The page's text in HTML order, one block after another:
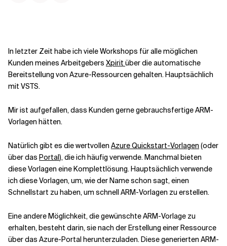
In letzter Zeit habe ich viele Workshops für alle möglichen
Kunden meines Arbeitgebers Xpirit über die automatische
Bereitstellung von Azure-Ressourcen gehalten. Hauptsächlich
mit VSTS.
Mir ist aufgefallen, dass Kunden gerne gebrauchsfertige ARM-
Vorlagen hätten.
Natürlich gibt es die wertvollen Azure Quickstart-Vorlagen (oder
über das Portal), die ich häufig verwende. Manchmal bieten
diese Vorlagen eine Komplettlösung. Hauptsächlich verwende
ich diese Vorlagen, um, wie der Name schon sagt, einen
Schnellstart zu haben, um schnell ARM-Vorlagen zu erstellen.
Eine andere Möglichkeit, die gewünschte ARM-Vorlage zu
erhalten, besteht darin, sie nach der Erstellung einer Ressource
über das Azure-Portal herunterzuladen. Diese generierten ARM-